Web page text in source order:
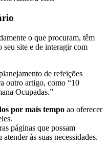
o que procuram, têm
seu site e de interagir com
de refeições
outro artigo, como “10
Ocupadas.”
por mais tempo ao oferecer
páginas que possam
às suas necessidades.